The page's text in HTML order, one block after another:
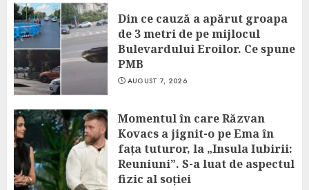
Din ce cauză a apărut groapa
de 3 metri de pe mijlocul
Bulevardului Eroilor. Ce spune
PMB
AUGUST 7, 2026
Momentul în care Răzvan
Kovacs a jignit-o pe Ema în
fața tuturor, la „Insula Iubirii:
Reuniuni”. S-a luat de aspectul
fizic al soției